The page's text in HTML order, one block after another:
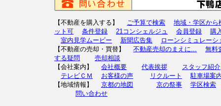
【不動産を購入する】 ご予算で検索
地域・学区から
ット可
条件登録 21コンシェルジュ 会員登録
購
室内見学ムービー
新聞広告集
ローンシミュレーシ
【不動産の売却・買替】 不動産売却のまえに...
無料
する疑問
売却相談
【会社案内】 会社概要 代表挨拶
スタッフ紹介
テレビＣＭ
お客様の声 リクルート
駐車場案
【地域情報】 京都の地図 京の祭事
学区検索
問い合わせ